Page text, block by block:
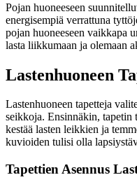
Pojan huoneeseen
energisempiä verrattuna
pojan huoneeseen vaikkapa
lasta liikkumaan ja olemaan
Lastenhuoneen
Lastenhuoneen tapetteja
seikkoja. Ensinnäkin, tapetin
kestää lasten leikkien ja
kuvioiden tulisi olla
Tapettien Asennus